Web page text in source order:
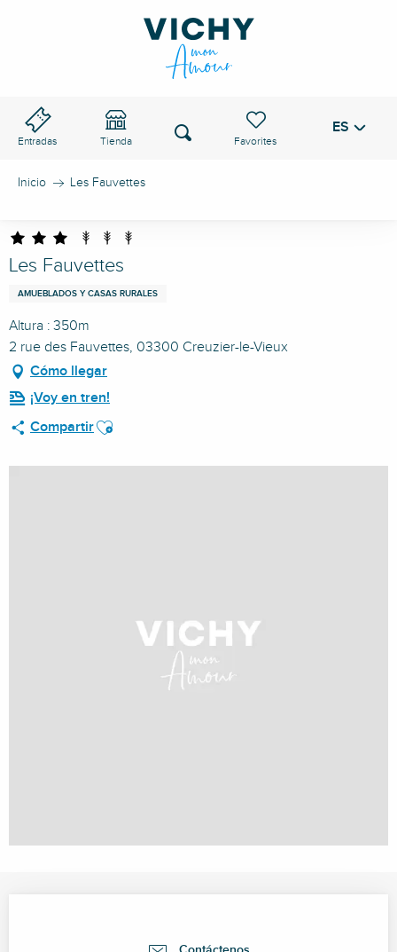
Entradas Tienda
Voir les favoris
Buscar ES
Inicio Les Fauvettes
Les Fauvettes
AMUEBLADOS Y CASAS RURALES
Altura : 350m
2 rue des Fauvettes, 03300 Creuzier-le-Vieux
Cómo llegar
¡Voy en tren!
CompartirAjouter aux favoris